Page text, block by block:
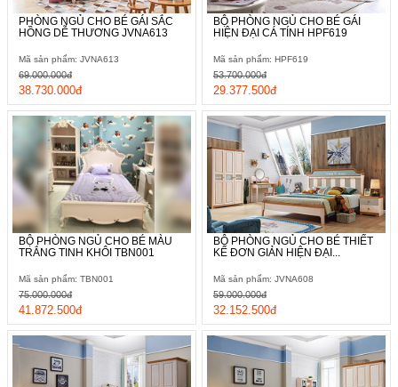
PHÒNG NGỦ CHO BÉ GÁI SẮC
HỒNG DỄ THƯƠNG JVNA613
Mã sản phẩm: JVNA613
38.730.000đ
69.000.000đ
BỘ PHÒNG NGỦ CHO BÉ GÁI
HIỆN ĐẠI CÁ TÍNH HPF619
Mã sản phẩm: HPF619
29.377.500đ
53.700.000đ
BỘ PHÒNG NGỦ CHO BÉ MÀU
TRẮNG TINH KHÔI TBN001
Mã sản phẩm: TBN001
41.872.500đ
75.000.000đ
BỘ PHÒNG NGỦ CHO BÉ THIẾT
KẾ ĐƠN GIẢN HIỆN ĐẠI...
Mã sản phẩm: JVNA608
32.152.500đ
59.000.000đ